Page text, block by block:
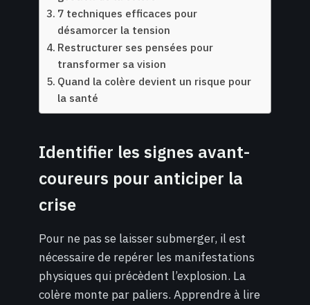
7 techniques efficaces pour
désamorcer la tension
Restructurer ses pensées pour
transformer sa vision
Quand la colère devient un risque pour
la santé
Identifier les signes avant-
coureurs pour anticiper la
crise
Pour ne pas se laisser submerger, il est
nécessaire de repérer les manifestations
physiques qui précèdent l’explosion. La
colère monte par paliers. Apprendre à lire